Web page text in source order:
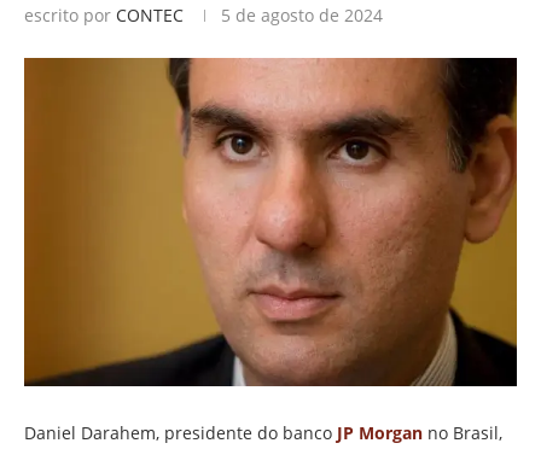
escrito por CONTEC 5 de agosto de 2024
Daniel Darahem, presidente do banco JP Morgan no Brasil,